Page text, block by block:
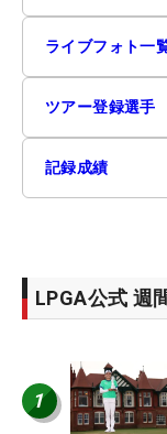
ライブフォト一
ツアー登録選手
記録成績
LPGA公式 週
1